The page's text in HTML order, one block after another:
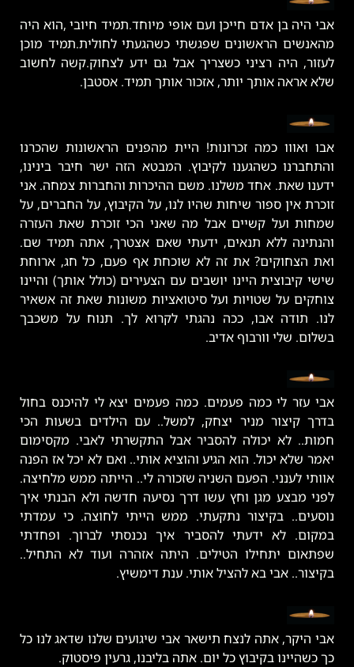
אבי היה בן אדם חייכן ועם אופי מיוחד.תמיד חיובי ,הוא היה
מהאנשים הראשונים שפגשתי כשהגעתי לחולית.תמיד מוכן
לעזור, היה רציני כשצריך אבל גם ידע לצחוק.קשה לחשוב
שלא אראה אותך יותר, אזכור אותך תמיד. אסטבן.
אבו ואווו כמה זכרונות! היית מהפנים הראשונות שהכרנו
והתחברנו כשהגענו לקיבוץ. המבטא הזה ישר חיבר בינינו,
ידענו שאת. אחד משלנו. משם ההיכרות והחברות צמחה. אני
זוכרת אין ספור שיחות שהיו לנו, על הקיבוץ, על החברים, על
שמחות ועל קשיים אבל מה שאני הכי זוכרת שאת העזרה
והנתינה ללא תנאים, ידעתי שאם אצטרך, אתה תמיד שם.
ואת הצחוקים? את זה לא שוכחת אף פעם, כל חג, ארוחת
שישי קיבוצית היינו יושבים עם הצעירים (כולל אותך) והיינו
צוחקים על שטויות ועל סיטואציות משונות שאת זה אשאיר
לנו. תודה אבו, ככה נהגתי לקרוא לך. תנוח על משכבך
בשלום. שלי וורבוף אדיב.
אבי עזר לי כמה פעמים. כמה פעמים יצא לי להיכנס בחול
בדרך קיצור מניר יצחק, למשל.. עם הילדים בשעות הכי
חמות.. לא יכולה להסביר אבל התקשרתי לאבי. מקסימום
יאמר שלא יכול. הוא הגיע והוציא אותי.. ואם לא יכל אז הפנה
אוותי לענני. הפעם השניה שזכורה לי.. הייתה ממש מלחיצה.
לפני מבצע מגן וחץ עשו דרך נסיעה חדשה ולא הבנתי איך
נוסעים.. בקיצור נתקעתי. ממש הייתי לחוצה. כי עמדתי
במקום. לא ידעתי להסביר איך נכנסתי לברוך. ופחדתי
שפתאום יתחילו הטילים. היתה אזהרה ועוד לא התחיל..
בקיצור.. אבי בא להציל אותי. ענת דימשיץ.
אבי היקר, אתה לנצח תישאר אבי שיגועים שלנו שדאג לנו כל
כך כשהיינו בקיבוץ כל יום. אתה בליבנו, גרעין פיסטוק.